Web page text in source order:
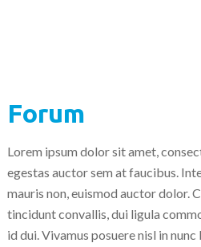
Forum
Lorem ipsum dolor sit amet,
egestas auctor sem at faucibus.
mauris non, euismod auctor dolor.
tincidunt convallis, dui ligula
id dui. Vivamus posuere nisl in